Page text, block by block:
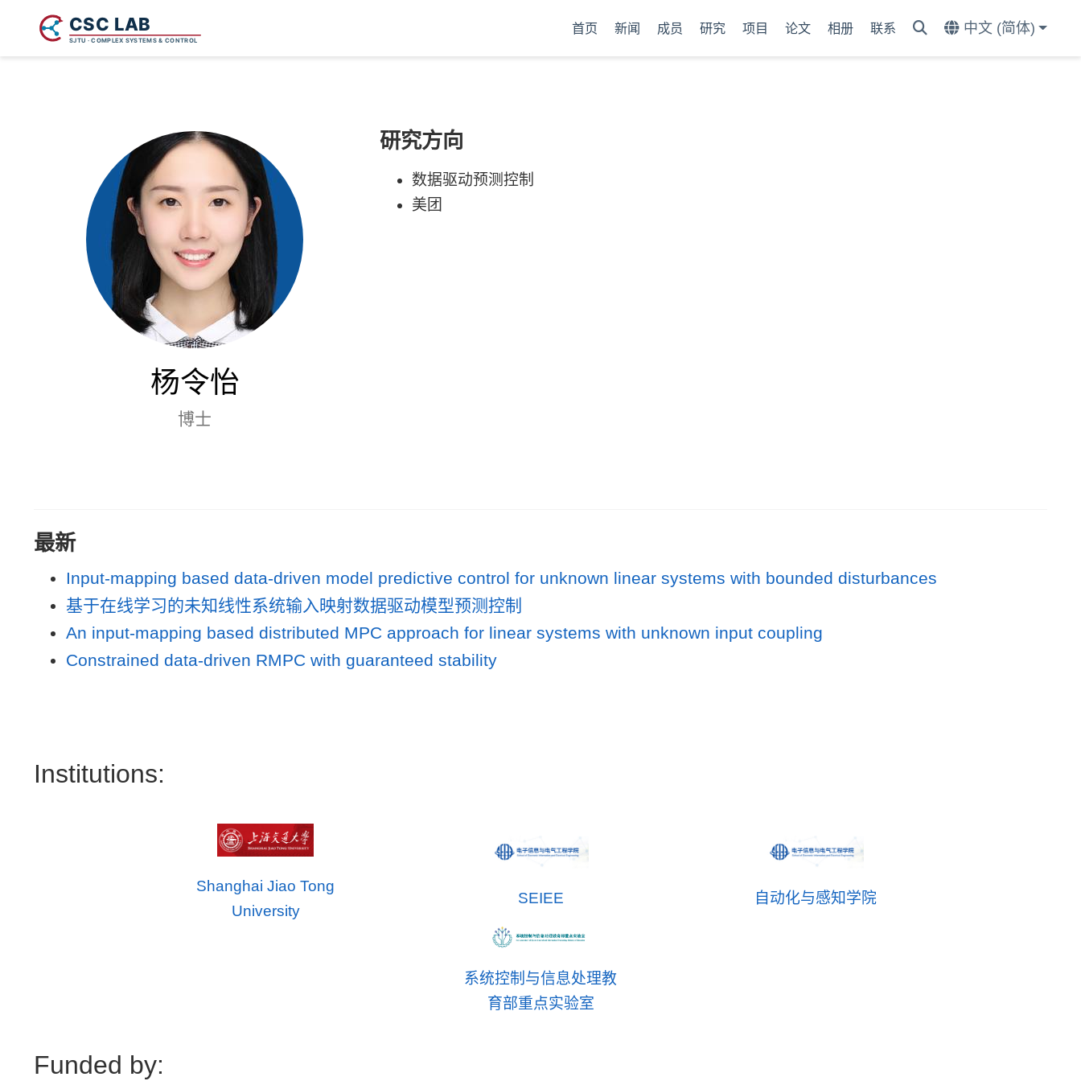
首页 新闻 成员 研究 项目 论文 相册 联系 中文 (简体)
杨令怡
博士
研究方向
数据驱动预测控制
美团
最新
Input-mapping based data-driven model predictive control for unknown linear systems with bounded disturbances
基于在线学习的未知线性系统输入映射数据驱动模型预测控制
An input-mapping based distributed MPC approach for linear systems with unknown input coupling
Constrained data-driven RMPC with guaranteed stability
Institutions:
Shanghai Jiao Tong
University
SEIEE 自动化与感知学院
系统控制与信息处理教
育部重点实验室
Funded by: